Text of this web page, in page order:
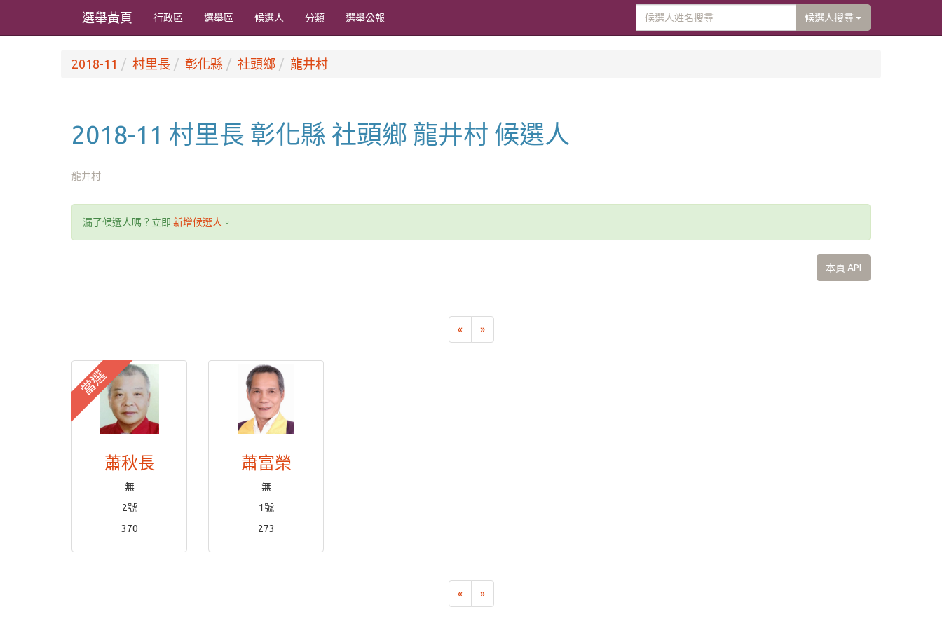
選舉黃頁 行政區 選舉區 候選人 分類 選舉公報 候選人搜尋
2018-11 村里長 彰化縣 社頭鄉 龍井村
2018-11 村里長 彰化縣 社頭鄉 龍井村 候選人
龍井村
漏了候選人嗎？立即 新增候選人 。
本頁 API
« »
當選
蕭秋長
無
2號
370
蕭富榮
無
1號
273
« »